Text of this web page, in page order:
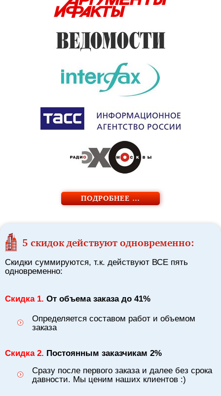
ПОДРОБНЕЕ …
5 скидок действуют одновременно:
Скидки суммируются, т.к. действуют ВСЕ пять
одновременно:
Скидка 1. От объема заказа до 41%
Определяется составом работ и объемом
заказа
Скидка 2. Постоянным заказчикам 2%
Сразу после первого заказа и далее без срока
давности. Мы ценим наших клиентов :)